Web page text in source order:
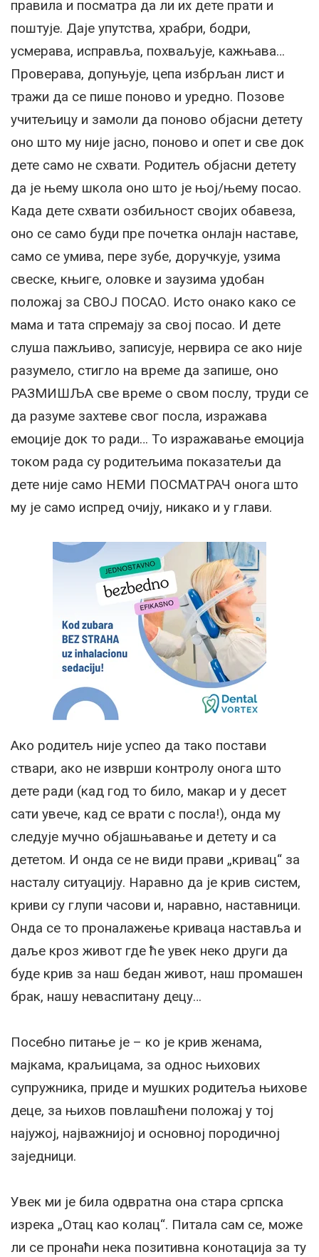
правила и посматра да ли их дете прати и
поштује. Даје упутства, храбри, бодри,
усмерава, исправља, похваљује, кажњава…
Проверава, допуњује, цепа избрљан лист и
тражи да се пише поново и уредно. Позове
учитељицу и замоли да поново објасни детету
оно што му није јасно, поново и опет и све док
дете само не схвати. Родитељ објасни детету
да је њему школа оно што је њој/њему посао.
Када дете схвати озбиљност својих обавеза,
оно се само буди пре почетка онлајн наставе,
само се умива, пере зубе, доручкује, узима
свеске, књиге, оловке и заузима удобан
положај за СВОЈ ПОСАО. Исто онако како се
мама и тата спремају за свој посао. И дете
слуша пажљиво, записује, нервира се ако није
разумело, стигло на време да запише, оно
РАЗМИШЉА све време о свом послу, труди се
да разуме захтеве свог посла, изражава
емоције док то ради… То изражавање емоција
током рада су родитељима показатељи да
дете није само НЕМИ ПОСМАТРАЧ онога што
му је само испред очију, никако и у глави.
Ако родитељ није успео да тако постави
ствари, ако не изврши контролу онога што
дете ради (кад год то било, макар и у десет
сати увече, кад се врати с посла!), онда му
следује мучно објашњавање и детету и са
дететом. И онда се не види прави „кривац“ за
насталу ситуацију. Наравно да је крив систем,
криви су глупи часови и, наравно, наставници.
Онда се то проналажење криваца наставља и
даље кроз живот где ће увек неко други да
буде крив за наш бедан живот, наш промашен
брак, нашу неваспитану децу…
Посебно питање је – ко је крив женама,
мајкама, краљицама, за однос њихових
супружника, приде и мушких родитеља њихове
деце, за њихов повлашћени положај у тој
најужој, најважнијој и основној породичној
заједници.
Увек ми је била одвратна она стара српска
изрека „Отац као колац“. Питала сам се, може
ли се пронаћи нека позитивна конотација за ту